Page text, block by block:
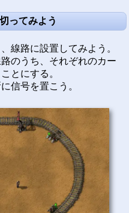
ってみよう
線路に設置してみよう。
のうち、それぞれのカー
とにする。
信号を置こう。